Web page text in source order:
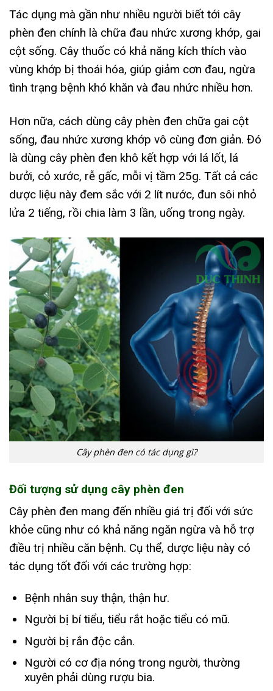
Tác dụng mà gần như nhiều người biết tới cây
phèn đen chính là chữa đau nhức xương khớp, gai
cột sống. Cây thuốc có khả năng kích thích vào
vùng khớp bị thoái hóa, giúp giảm cơn đau, ngừa
tình trạng bệnh khó khăn và đau nhức nhiều hơn.
Hơn nữa, cách dùng cây phèn đen chữa gai cột
sống, đau nhức xương khớp vô cùng đơn giản. Đó
là dùng cây phèn đen khô kết hợp với lá lốt, lá
bưởi, cỏ xước, rễ gấc, mỗi vị tầm 25g. Tất cả các
dược liệu này đem sắc với 2 lít nước, đun sôi nhỏ
lửa 2 tiếng, rồi chia làm 3 lần, uống trong ngày.
Cây phèn đen có tác dụng gì?
Đối tượng sử dụng cây phèn đen
Cây phèn đen mang đến nhiều giá trị đối với sức
khỏe cũng như có khả năng ngăn ngừa và hỗ trợ
điều trị nhiều căn bệnh. Cụ thể, dược liệu này có
tác dụng tốt đối với các trường hợp:
Bệnh nhân suy thận, thận hư.
Người bị bí tiểu, tiểu rắt hoặc tiểu có mũ.
Người bị rắn độc cắn.
Người có cơ địa nóng trong người, thường
xuyên phải dùng rượu bia.